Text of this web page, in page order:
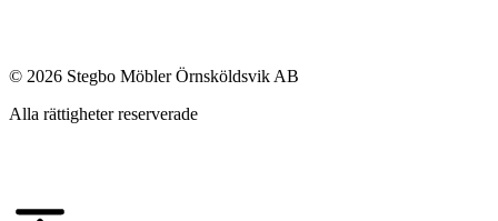
© 2026 Stegbo Möbler Örnsköldsvik AB
Alla rättigheter reserverade